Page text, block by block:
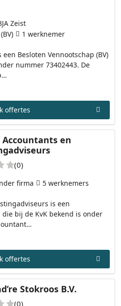
een Besloten Vennootschap (BV)
nummer 73402443. De
Zeist
1 werknemer
offertes
Accountants en
(0)
is een
bij de KvK bekend is onder
firma 5 werknemers
offertes
Stokroos B.V.
(0)